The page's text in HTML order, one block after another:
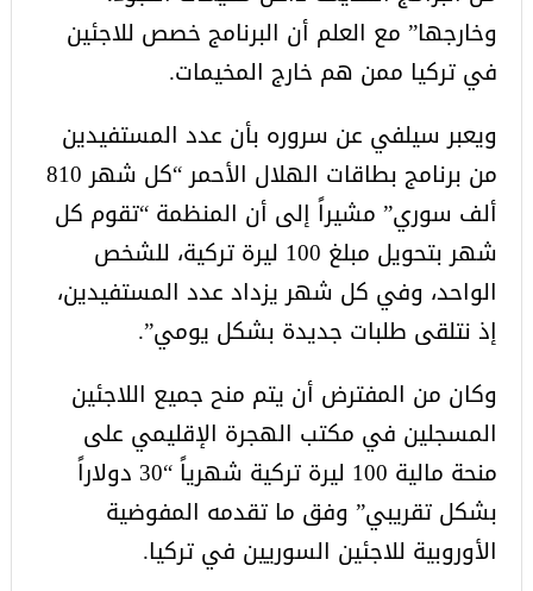
وخارجها” مع العلم أن البرنامج خصص للاجئين
في تركيا ممن هم خارج المخيمات.
ويعبر سيلفي عن سروره بأن عدد المستفيدين
من برنامج بطاقات الهلال الأحمر “كل شهر 810
ألف سوري” مشيراً إلى أن المنظمة “تقوم كل
شهر بتحويل مبلغ 100 ليرة تركية، للشخص
الواحد، وفي كل شهر يزداد عدد المستفيدين،
إذ نتلقى طلبات جديدة بشكل يومي”.
وكان من المفترض أن يتم منح جميع اللاجئين
المسجلين في مكتب الهجرة الإقليمي على
منحة مالية 100 ليرة تركية شهرياً “30 دولاراً
بشكل تقريبي” وفق ما تقدمه المفوضية
الأوروبية للاجئين السوريين في تركيا.